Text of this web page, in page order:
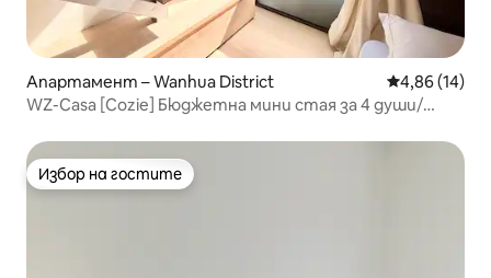
Апартамент – Wanhua District Средна
4,86 (14)
WZ-Casa [Cozie] Бюджетна мини стая за 4 души/
Избор на гостите
Избор на гостите